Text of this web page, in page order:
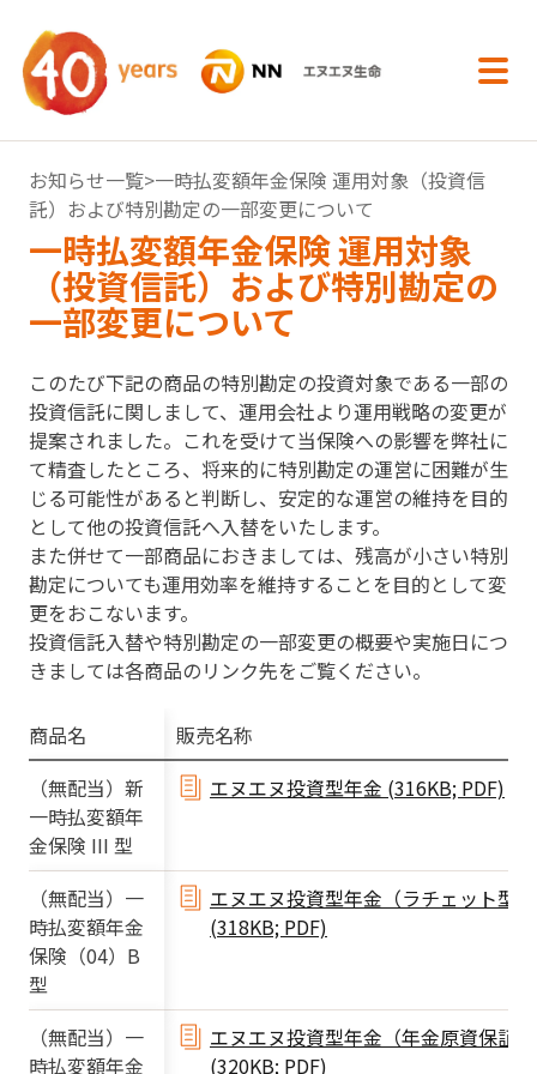
お知らせ一覧>⼀時払変額年⾦保険 運⽤対象（投資信
託）および特別勘定の⼀部変更について
⼀時払変額年⾦保険 運⽤対象
（投資信託）および特別勘定の
⼀部変更について
このたび下記の商品の特別勘定の投資対象である⼀部の
投資信託に関しまして、運⽤会社より運⽤戦略の変更が
提案されました。これを受けて当保険への影響を弊社に
て精査したところ、将来的に特別勘定の運営に困難が⽣
じる可能性があると判断し、安定的な運営の維持を⽬的
として他の投資信託へ⼊替をいたします。
また併せて⼀部商品におきましては、残⾼が⼩さい特別
勘定についても運⽤効率を維持することを⽬的として変
更をおこないます。
投資信託⼊替や特別勘定の⼀部変更の概要や実施⽇につ
きましては各商品のリンク先をご覧ください。
商品名
販売名称
（無配当）新
⼀時払変額年
⾦保険 III 型
エヌエヌ投資型年⾦ (316KB; PDF)
（無配当）⼀
時払変額年⾦
保険（04）B
型
エヌエヌ投資型年⾦（ラチェット型）
(318KB; PDF)
（無配当）⼀
時払変額年⾦
エヌエヌ投資型年⾦（年⾦原資保証
(320KB; PDF)